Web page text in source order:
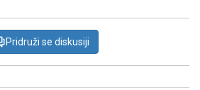
Pridruži se diskusiji